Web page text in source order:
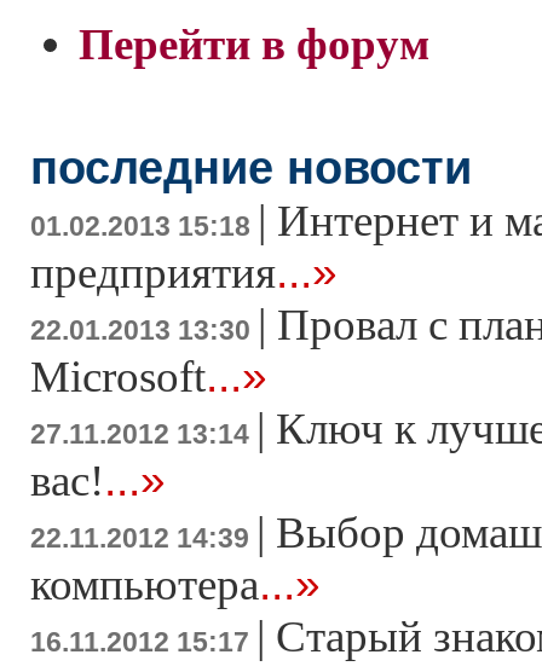
Перейти в форум
последние новости
01.02.2013 15:18 | Интернет и
предприятия...»
22.01.2013 13:30 | Провал с
Microsoft...»
27.11.2012 13:14 | Ключ к
вас!...»
22.11.2012 14:39 | Выбор
компьютера...»
16.11.2012 15:17 | Старый